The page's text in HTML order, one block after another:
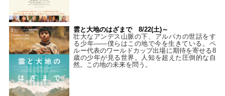
雲と大地のはざまで 8/22(土)～
壮大なアンデス山脈の下、アルパカの世話をす
る少年――僕らはこの地で今を生きている。ペ
ルー代表のワールドカップ出場に期待を寄せる8
歳の少年が見る世界。人知を超えた圧倒的な自
然。この地の未来を問う。